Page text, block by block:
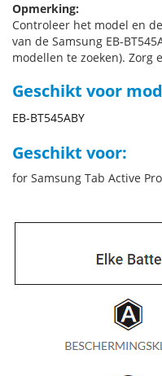
Opmerking:
Controleer het model en
van de Samsung EB-
modellen te zoeken).
Geschikt voor
EB-BT545ABY
Geschikt voor:
for Samsung Tab Active